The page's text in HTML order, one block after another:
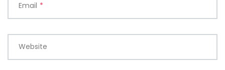
Email *
Website